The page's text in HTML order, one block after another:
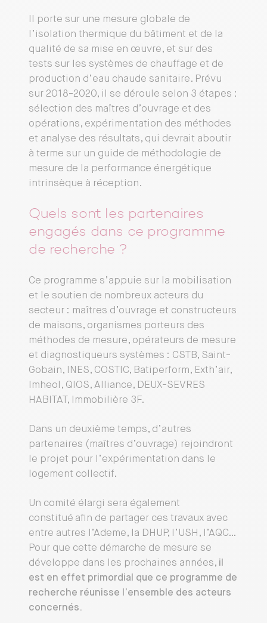
Il porte sur une mesure globale de
l’isolation thermique du bâtiment et de la
qualité de sa mise en œuvre, et sur des
tests sur les systèmes de chauffage et de
production d’eau chaude sanitaire. Prévu
sur 2018-2020, il se déroule selon 3 étapes :
sélection des maîtres d’ouvrage et des
opérations, expérimentation des méthodes
et analyse des résultats, qui devrait aboutir
à terme sur un guide de méthodologie de
mesure de la performance énergétique
intrinsèque à réception.
Quels sont les partenaires
engagés dans ce programme
de recherche ?
Ce programme s’appuie sur la mobilisation
et le soutien de nombreux acteurs du
secteur : maîtres d’ouvrage et constructeurs
de maisons, organismes porteurs des
méthodes de mesure, opérateurs de mesure
et diagnostiqueurs systèmes : CSTB, Saint-
Gobain, INES, COSTIC, Batiperform, Exth’air,
Imheol, QIOS, Alliance, DEUX-SEVRES
HABITAT, Immobilière 3F.
Dans un deuxième temps, d’autres
partenaires (maîtres d’ouvrage) rejoindront
le projet pour l’expérimentation dans le
logement collectif.
Un comité élargi sera également
constitué afin de partager ces travaux avec
entre autres l’Ademe, la DHUP, l’USH, l’AQC…
Pour que cette démarche de mesure se
développe dans les prochaines années, il
est en effet primordial que ce programme de
recherche réunisse l’ensemble des acteurs
concernés.